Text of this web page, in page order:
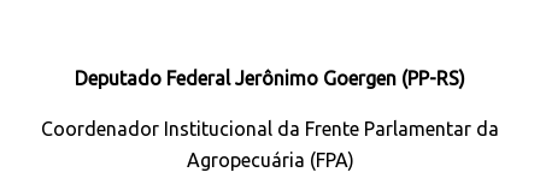
Deputado Federal Jerônimo Goergen (PP-RS)
Coordenador Institucional da Frente Parlamentar da
Agropecuária (FPA)